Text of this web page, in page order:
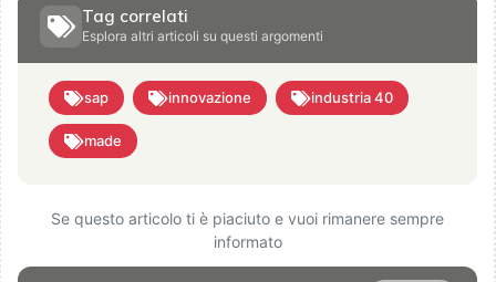
Tag correlati
Esplora altri articoli su questi argomenti
sap innovazione industria 40
made
Se questo articolo ti è piaciuto e vuoi rimanere sempre
informato